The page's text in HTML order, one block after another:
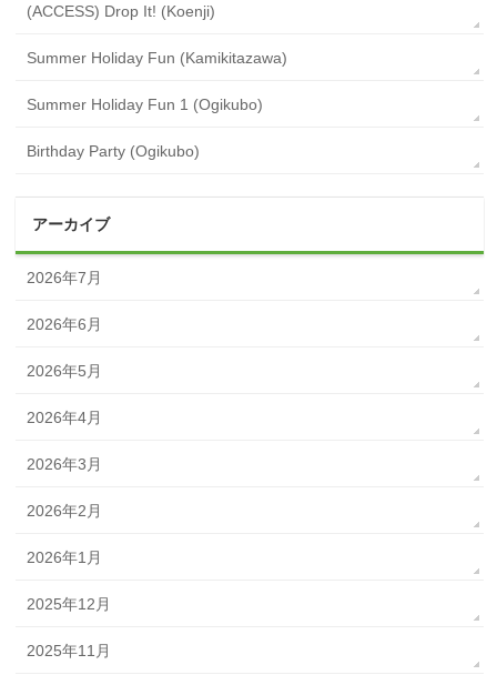
(ACCESS) Drop It! (Koenji)
Summer Holiday Fun (Kamikitazawa)
Summer Holiday Fun 1 (Ogikubo)
Birthday Party (Ogikubo)
アーカイブ
2026年7月
2026年6月
2026年5月
2026年4月
2026年3月
2026年2月
2026年1月
2025年12月
2025年11月